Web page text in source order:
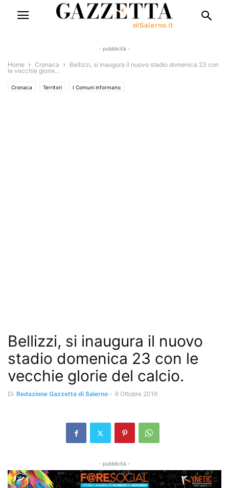
- pubblicità -
Home Cronaca
Bellizzi, si inaugura il nuovo stadio domenica 23 con
le vecchie glorie...
Cronaca Territori I Comuni informano
Bellizzi, si inaugura il nuovo
stadio domenica 23 con le
vecchie glorie del calcio.
Di Redazione Gazzetta di Salerno - 6 Ottobre 2016
- pubblicità -